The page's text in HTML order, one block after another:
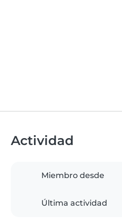
Actividad
Miembro desde
Última actividad